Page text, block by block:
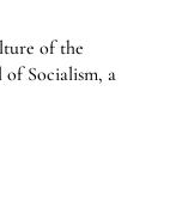
of the
Socialism, a